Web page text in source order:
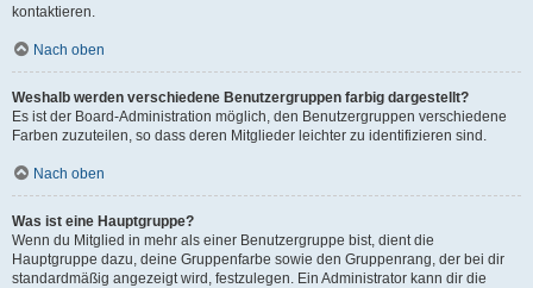
kontaktieren.
Nach oben
Weshalb werden verschiedene Benutzergruppen farbig dargestellt?
Es ist der Board-Administration möglich, den Benutzergruppen verschiedene
Farben zuzuteilen, so dass deren Mitglieder leichter zu identifizieren sind.
Nach oben
Was ist eine Hauptgruppe?
Wenn du Mitglied in mehr als einer Benutzergruppe bist, dient die
Hauptgruppe dazu, deine Gruppenfarbe sowie den Gruppenrang, der bei dir
standardmäßig angezeigt wird, festzulegen. Ein Administrator kann dir die